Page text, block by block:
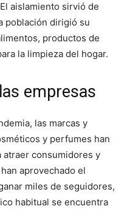
aislamiento sirvió de
población dirigió su
productos de
la limpieza del hogar.
empresas
las marcas y
y perfumes han
atraer consumidores y
aprovechado el
miles de seguidores,
habitual se encuentra